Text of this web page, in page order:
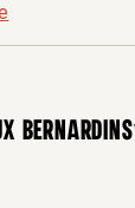
bernardins